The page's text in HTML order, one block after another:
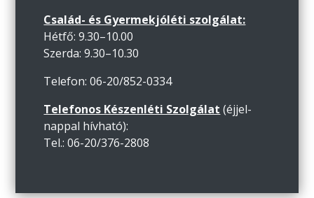
Család- és Gyermekjóléti szolgálat:
Hétfő: 9.30–10.00
Szerda: 9.30–10.30
Telefon: 06-20/852-0334
Telefonos Készenléti Szolgálat (éjjel-
nappal hívható):
Tel.: 06-20/376-2808